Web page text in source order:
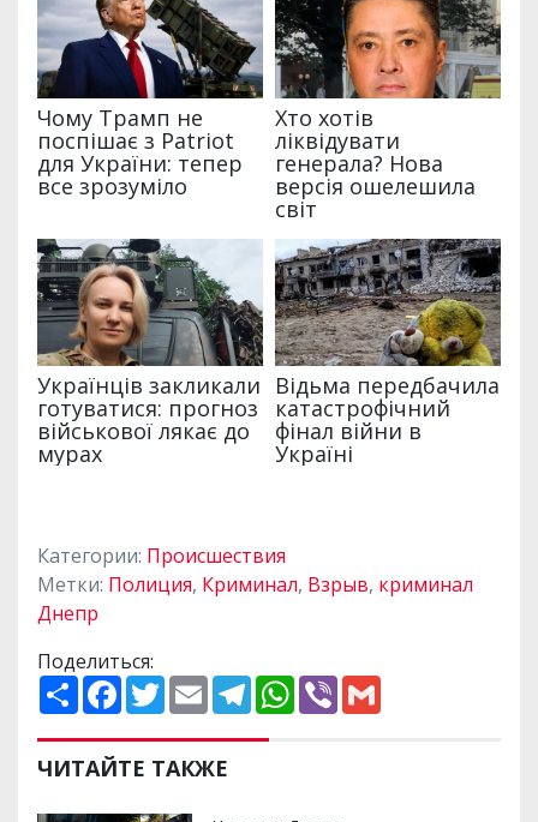
Категории: Происшествия
Метки: Полиция, Криминал, Взрыв, криминал
Днепр
Поделиться:
П
о
ш
и
р
и
F
a
c
e
b
o
T
w
t
t
e
E
m
a
i
l
T
e
e
W
h
a
V
b
ЧИТАЙТЕ ТАКЖЕ